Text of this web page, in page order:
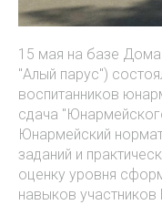
15 мая на базе
"Алый парус")
воспитанников
сдача
Юнармейский
заданий и
оценку уровня
навыков